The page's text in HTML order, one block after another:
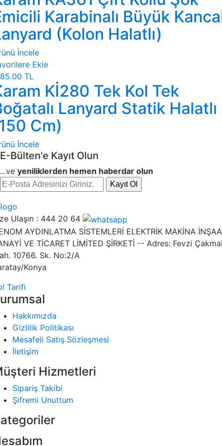
Karabinalı Büyük
(Kolon Halatlı)
İncele
Ekle
TL
Kİ280 Tek Kol Tek
Lanyard Statik Halatlı
Cm)
İncele
E-Bülten'e Kayıt Olun
...ve yeniliklerden hemen haberdar olun
Kayıt Ol
Ulaşın : 444 20 64
AYDINLATMA SİSTEMLERİ ELEKTRİK MAKİNA
VE TİCARET LİMİTED ŞİRKETİ -- Adres: Fevzi
10766. Sk. No:2/A
Konya
Tarifi
Hakkımızda
Gizlilik Politikası
Mesafeli Satış Sözleşmesi
İletişim
Hizmetleri
Sipariş Takibi
Şifremi Unuttum